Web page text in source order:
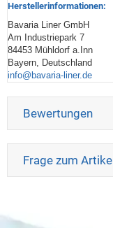
Herstellerinformationen:
Bavaria Liner GmbH
Am Industriepark 7
84453 Mühldorf a.Inn
Bayern, Deutschland
info@bavaria-liner.de
Bewertungen
Frage zum Artikel